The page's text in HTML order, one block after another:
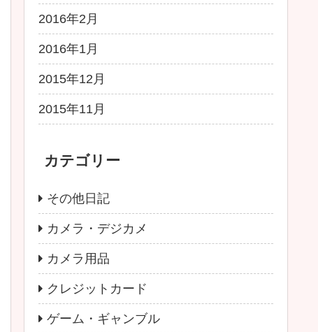
2016年2月
2016年1月
2015年12月
2015年11月
カテゴリー
その他日記
カメラ・デジカメ
カメラ用品
クレジットカード
ゲーム・ギャンブル